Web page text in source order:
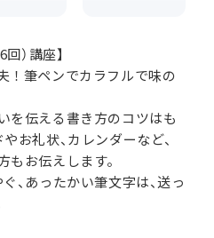
）講座】
！筆ペンでカラフルで味の
を伝える書き方のコツはも
お礼状、カレンダーなど、
お伝えします。
、あったかい筆文字は、送っ